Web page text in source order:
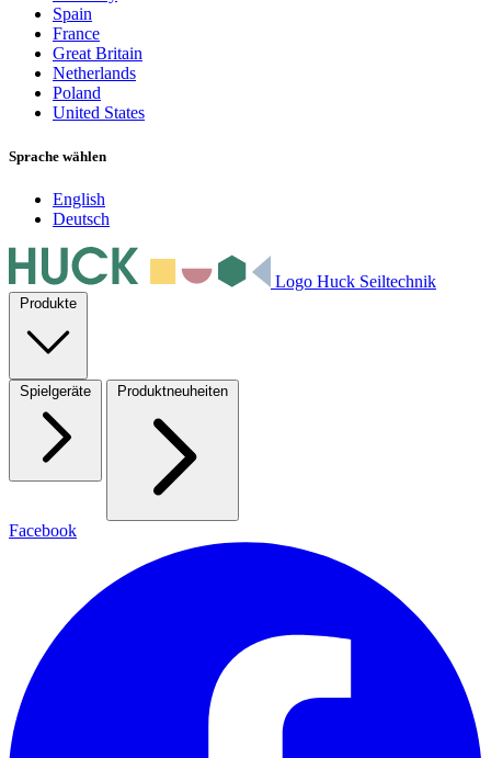
Spain
France
Great Britain
Netherlands
Poland
United States
Sprache wählen
English
Deutsch
Logo Huck Seiltechnik
Produkte
Spielgeräte Produktneuheiten
Facebook